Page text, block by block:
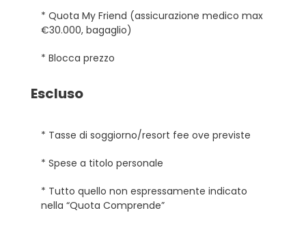
* Quota My Friend (assicurazione medico max
€30.000, bagaglio)
* Blocca prezzo
Escluso
* Tasse di soggiorno/resort fee ove previste
* Spese a titolo personale
* Tutto quello non espressamente indicato
nella “Quota Comprende”